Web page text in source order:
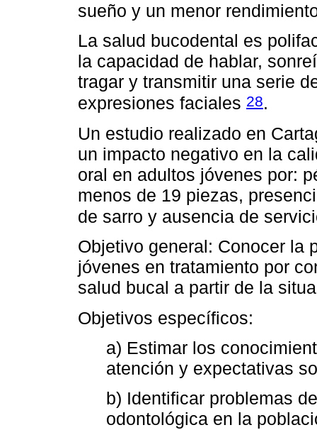
sueño y un menor
La salud bucodental es
la capacidad de hablar,
tragar y transmitir una serie
expresiones faciales 28.
Un estudio realizado en
un impacto negativo en la
oral en adultos jóvenes por:
menos de 19 piezas,
de sarro y ausencia de
Objetivo general: Conocer la
jóvenes en tratamiento por
salud bucal a partir de la
Objetivos específicos:
a) Estimar los
atención y expectativas
b) Identificar problemas
odontológica en la